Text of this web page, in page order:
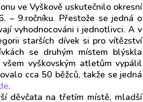
ve Vyškově uskutečnilo okresní
– 9.ročníku. Přestože se jedná o
vyhodnocováni i jednotlivci. A v
starších dívek si pro vítězství
se druhým místem blýskla
vyškovským atletům vypálil
cca 50 běžců, takže se jedná
.
děvčata na třetím místě, mladší